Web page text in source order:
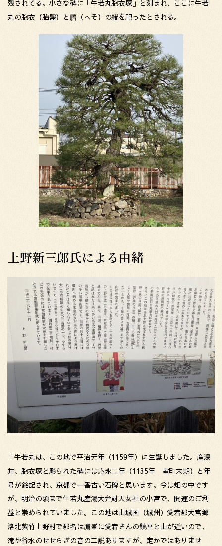
残されてる。小さな碑に「牛若丸胞衣塚」と刻まれ、ここに牛若
丸の胞衣（胎盤）と臍（へそ）の緒を祀ったとされる。
上野新三郎氏による由緒
「牛若丸は、この地で平治元年（1159年）に生誕しました。産湯
井、胞衣塚と彫られた碑には応永二年（1135年 室町末期）と年
号が銘記され、京都で一番古い石碑と思います。今は畑の中です
が、明治の頃まで牛若丸産湯大弁財天女社の小宮で、開運のご利
益と崇められていました。この地は山城国（城州）愛宕郡大宮郷
洛北紫竹上野村で郡名は鷹峯に愛宕さんの鎮座と山が近いので、
滝や谷水のせせらぎの音の二説ありますが、定かではありませ